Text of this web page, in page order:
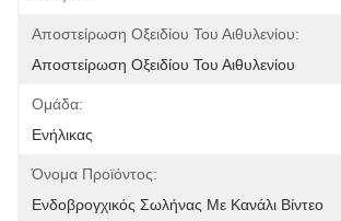
Αποστείρωση Οξειδίου Του Αιθυλενίου:
Αποστείρωση Οξειδίου Του Αιθυλενίου
Ομάδα:
Ενήλικας
Όνομα Προϊόντος:
Ενδοβρογχικός Σωλήνας Με Κανάλι Βίντεο